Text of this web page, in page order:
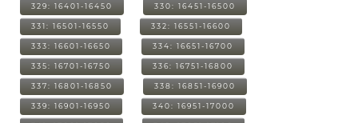
329: 16401-16450 330: 16451-16500
331: 16501-16550 332: 16551-16600
333: 16601-16650 334: 16651-16700
335: 16701-16750 336: 16751-16800
337: 16801-16850 338: 16851-16900
339: 16901-16950 340: 16951-17000